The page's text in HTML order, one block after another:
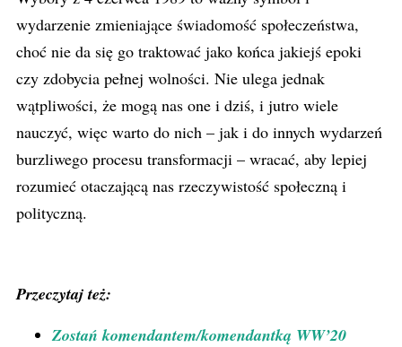
wydarzenie zmieniające świadomość społeczeństwa,
choć nie da się go traktować jako końca jakiejś epoki
czy zdobycia pełnej wolności. Nie ulega jednak
wątpliwości, że mogą nas one i dziś, i jutro wiele
nauczyć, więc warto do nich – jak i do innych wydarzeń
burzliwego procesu transformacji – wracać, aby lepiej
rozumieć otaczającą nas rzeczywistość społeczną i
polityczną.
Przeczytaj też:
Zostań komendantem/komendantką WW’20